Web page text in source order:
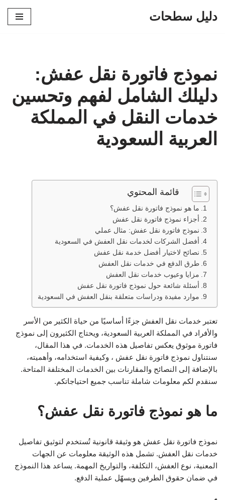
دليل سطحات
نموذج فاتورة نقل عفش:
دليلك الشامل لفهم وتحسين
خدمات النقل في المملكة
العربية السعودية
قائمة المحتوي
ما هو نموذج فاتورة نقل عفش؟
أجزاء نموذج فاتورة نقل عفش
نموذج فاتورة نقل عفش: مثال عملي
أفضل الشركات لخدمات نقل العفش في السعودية
نصائح لاختيار أفضل خدمة نقل عفش
طرق الدفع في خدمات نقل العفش
مزايا وعيوب خدمات نقل العفش
أسئلة شائعة حول نموذج فاتورة نقل عفش
موارد مفيدة ودراسات متعلقة بنقل العفش في السعودية
تعتبر خدمات نقل العفش جزءًا أساسيًا من حياة الكثير من الأسر
والأفراد في المملكة العربية السعودية، ويحتاج الكثيرون إلى نموذج
فاتورة موثوق يعكس تفاصيل هذه الخدمات. في هذا المقال،
سنتناول نموذج فاتورة نقل عفش ، وكيفية استخدامه، وأهميته،
بالإضافة إلى النصائح والمقارنات بين الخدمات المختلفة المتاحة.
سنقدم لكم معلومات شاملة تناسب جميع احتياجاتكم.
ما هو نموذج فاتورة نقل عفش؟
نموذج فاتورة نقل عفش هو وثيقة قانونية تُستخدم لتوثيق تفاصيل
خدمات نقل العفش. تشمل هذه الوثيقة معلومات عن الجهات
المعنية، نوع العفش، التكلفة، والتواريخ المهمة. يساعد هذا النموذج
في ضمان حقوق الطرفين ويسهّل عملية الدفع.